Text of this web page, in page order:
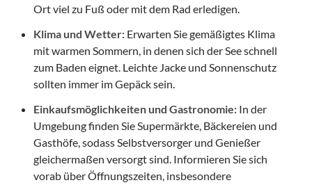
Ort viel zu Fuß oder mit dem Rad erledigen.
Klima und Wetter: Erwarten Sie gemäßigtes Klima
mit warmen Sommern, in denen sich der See schnell
zum Baden eignet. Leichte Jacke und Sonnenschutz
sollten immer im Gepäck sein.
Einkaufsmöglichkeiten und Gastronomie: In der
Umgebung finden Sie Supermärkte, Bäckereien und
Gasthöfe, sodass Selbstversorger und Genießer
gleichermaßen versorgt sind. Informieren Sie sich
vorab über Öffnungszeiten, insbesondere